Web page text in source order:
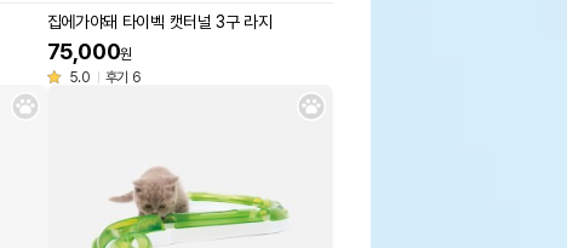
집에가야돼 타이벡 캣터널 3구 라지
75,000원
5.0
후기 6